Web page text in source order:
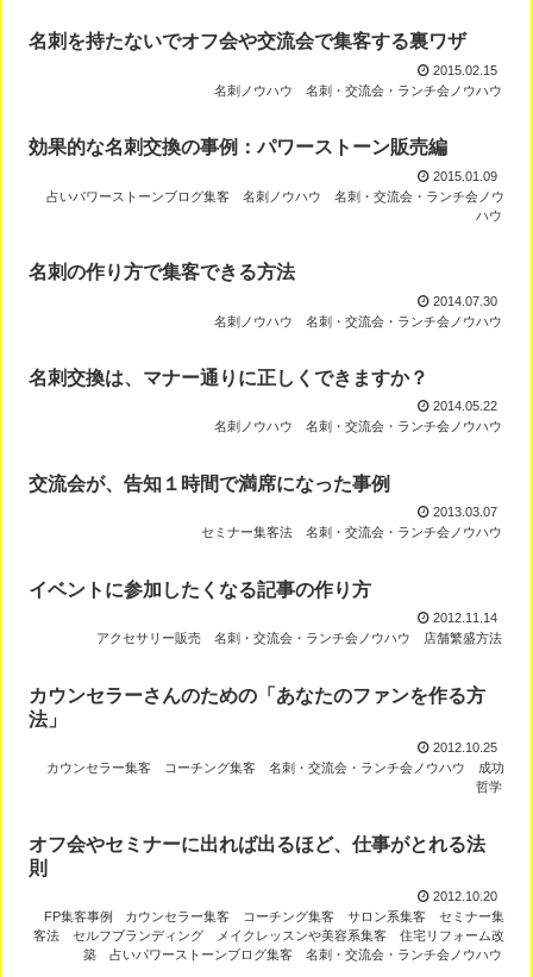
名刺を持たないでオフ会や交流会で集客する裏ワザ
2015.02.15
名刺ノウハウ
名刺・交流会・ランチ会ノウハウ
効果的な名刺交換の事例：パワーストーン販売編
2015.01.09
占いパワーストーンブログ集客
名刺ノウハウ
名刺・交流会・ランチ会ノウ
ハウ
名刺の作り方で集客できる方法
2014.07.30
名刺ノウハウ
名刺・交流会・ランチ会ノウハウ
名刺交換は、マナー通りに正しくできますか？
2014.05.22
名刺ノウハウ
名刺・交流会・ランチ会ノウハウ
交流会が、告知１時間で満席になった事例
2013.03.07
セミナー集客法
名刺・交流会・ランチ会ノウハウ
イベントに参加したくなる記事の作り方
2012.11.14
アクセサリー販売
名刺・交流会・ランチ会ノウハウ 店舗繁盛方法
カウンセラーさんのための「あなたのファンを作る方
法」
2012.10.25
カウンセラー集客
コーチング集客 名刺・交流会・ランチ会ノウハウ
成功
哲学
オフ会やセミナーに出れば出るほど、仕事がとれる法
則
2012.10.20
FP集客事例
カウンセラー集客 コーチング集客 サロン系集客
セミナー集
客法
セルフブランディング メイクレッスンや美容系集客
住宅リフォーム改
築
占いパワーストーンブログ集客 名刺・交流会・ランチ会ノウハウ